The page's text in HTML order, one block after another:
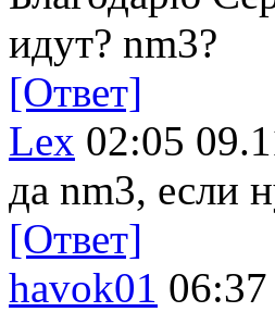
идут? nm3?
[Ответ]
Lex 02:05
да nm3, если
[Ответ]
havok01